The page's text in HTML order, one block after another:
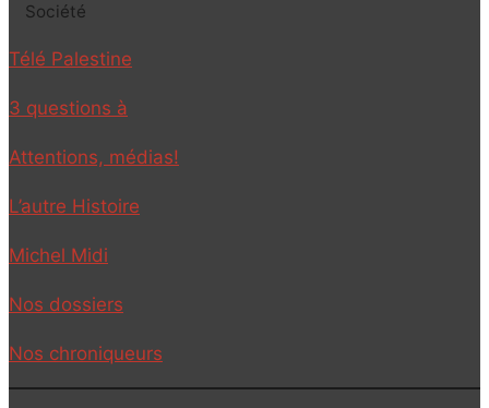
Société
Télé Palestine
3 questions à
Attentions, médias!
L’autre Histoire
Michel Midi
Nos dossiers
Nos chroniqueurs